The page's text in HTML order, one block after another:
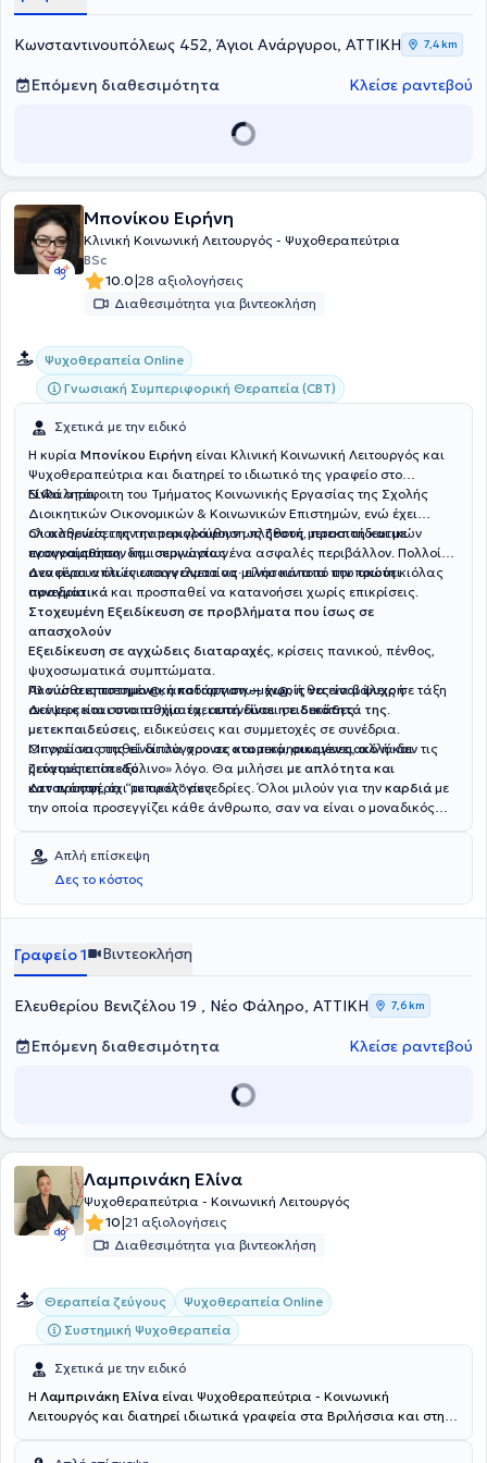
Κωνσταντινουπόλεως 452, Άγιοι Ανάργυροι, ΑΤΤΙΚΗ 7,4 km
Επόμενη διαθεσιμότητα Κλείσε ραντεβού
Μπονίκου Ειρήνη
Κλινική Κοινωνική Λειτουργός - Ψυχοθεραπεύτρια
BSc
10.0|28 αξιολογήσεις
Διαθεσιμότητα για βιντεοκλήση
Ψυχοθεραπεία Online
Γνωσιακή Συμπεριφορική Θεραπεία (CBT)
Σχετικά με την ειδικό
Η κυρία Μπονίκου Ειρήνη είναι Κλινική Κοινωνική Λειτουργός και
Ψυχοθεραπεύτρια και διατηρεί το ιδιωτικό της γραφείο στο
Ν.Φάληρο.
Είναι απόφοιτη του Τμήματος Κοινωνικής Εργασίας της Σχολής
Διοικητικών Οικονομικών & Κοινωνικών Επιστημών, ενώ έχει
ολοκληρώσει την παρακολούθηση πλήθους μετεκπαιδευτικών
προγραμμάτων και σεμιναρίων.
Οι ασθενείς της την περιγράφουν ωςζεστή, προσιτή και με
ενσυναίσθηση, δημιουργώντας ένα ασφαλές περιβάλλον. Πολλοί
αναφέρουν ότι ένιωσαν άνετα να μιλήσουν από την πρώτη κιόλας
συνεδρία.
Δεν είναι απλώς επαγγελματίας· είναι κάποια πουακούει
πραγματικά και προσπαθεί να κατανοήσει χωρίς επικρίσεις.
Στοχευμένη Εξειδίκευση σε προβλήματα που ίσως σε
απασχολούν
Εξειδίκευση σε αγχώδεις διαταραχές, κρίσεις πανικού, πένθος,
ψυχοσωματικά συμπτώματα.
Αν νιώθεις πιεσμέν@, αποδιοργανωμέν@, ή θες να βάλεις σε τάξη
σκέψεις και συναισθήματα,αυτή είναι η ειδικότητά της.
Πλούσια επιστημονική κατάρτιση — χωρίς να είναι ψυχρή
Δεν αρκείται στο πτυχίο: έχει επενδύσει σεδεκάδες
μετεκπαιδεύσεις, ειδικεύσεις και συμμετοχές σε συνέδρια.
Οι γνώσεις της είναι σύγχρονες και τεκμηριωμένες, αλλά δεν τις
μετατρέπει σε «ξύλινο» λόγο. Θα μιλήσει με απλότητα και
κατανόηση, όχι με ορολογίες.
Μπορεί να σταθεί δίπλα σουσε ατομικό, οικογενειακό ή και
ζεύγους επίπεδο.
Δεν προσφέρει “τυπικές” συνεδρίες. Όλοι μιλούν για την καρδιά με
την οποία προσεγγίζει κάθε άνθρωπο, σαν να είναι ο μοναδικός
Απλή επίσκεψη
Δες το κόστος
Γραφείο 1 Βιντεοκλήση
Ελευθερίου Βενιζέλου 19 , Νέο Φάληρο, ΑΤΤΙΚΗ 7,6 km
Επόμενη διαθεσιμότητα Κλείσε ραντεβού
Λαμπρινάκη Ελίνα
Ψυχοθεραπεύτρια - Κοινωνική Λειτουργός
10|21 αξιολογήσεις
Διαθεσιμότητα για βιντεοκλήση
Θεραπεία ζεύγους
Ψυχοθεραπεία Online
Συστημική Ψυχοθεραπεία
Σχετικά με την ειδικό
Η Λαμπρινάκη Ελίνα είναι Ψυχοθεραπεύτρια - Κοινωνική
Λειτουργός και διατηρεί ιδιωτικά γραφεία στα Βριλήσσια και στην
Πανεπιστημίου Πατρών, με ειδίκευση στη Συστημική Θεραπεία και